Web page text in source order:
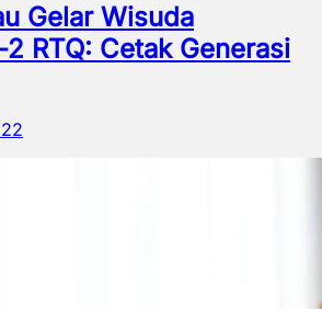
Gelar Wisuda
RTQ: Cetak Generasi